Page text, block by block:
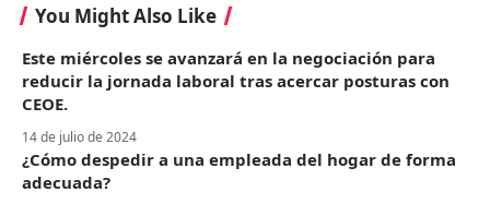
You Might Also Like
Este miércoles se avanzará en la negociación para
reducir la jornada laboral tras acercar posturas con
CEOE.
14 de julio de 2024
¿Cómo despedir a una empleada del hogar de forma
adecuada?